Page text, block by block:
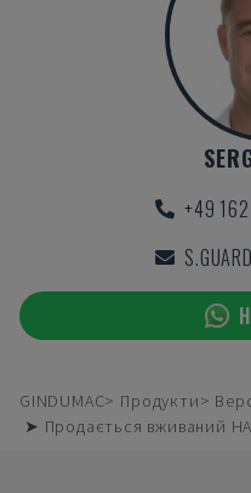
+49
GINDUMAC Продукти
➤ Продається вживаний